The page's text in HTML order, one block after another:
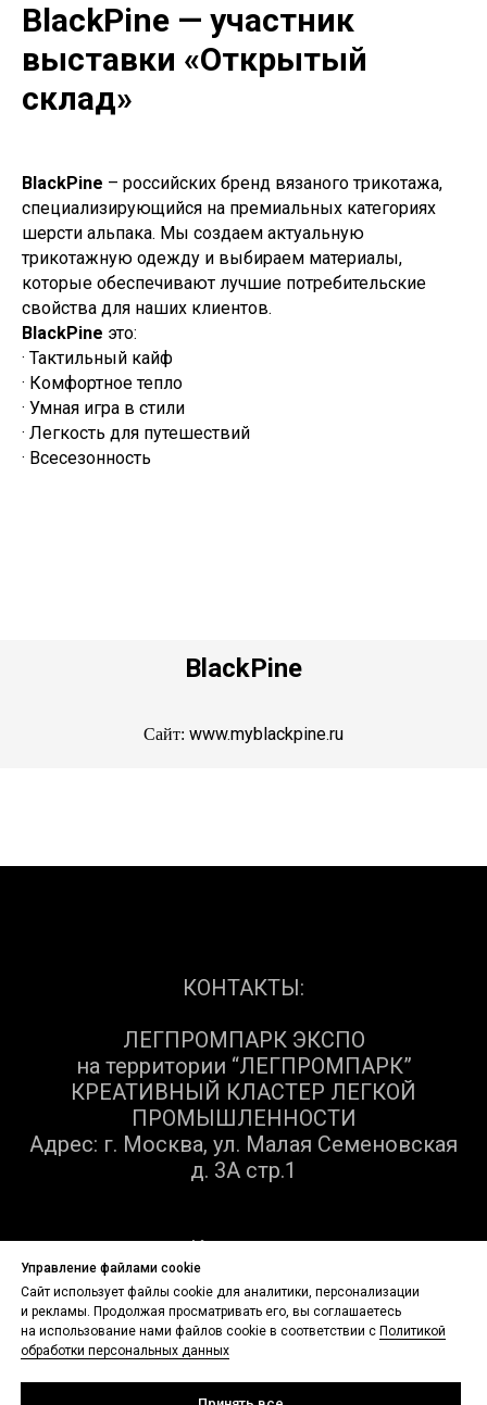
BlackPine — участник
выставки «Открытый
склад»
BlackPine – российских бренд вязаного трикотажа,
специализирующийся на премиальных категориях
шерсти альпака. Мы создаем актуальную
трикотажную одежду и выбираем материалы,
которые обеспечивают лучшие потребительские
свойства для наших клиентов.
BlackPine это:
· Тактильный кайф
· Комфортное тепло
· Умная игра в стили
· Легкость для путешествий
· Всесезонность
BlackPine
Сайт: www.myblackpine.ru
КОНТАКТЫ:
ЛЕГПРОМПАРК ЭКСПО
на территории “ЛЕГПРОМПАРК”
КРЕАТИВНЫЙ КЛАСТЕР ЛЕГКОЙ
ПРОМЫШЛЕННОСТИ
Адрес: г. Москва, ул. Малая Семеновская
д. 3А стр.1
Контакты:
+7 (903) 729-05-65
Email: a.chupina@legprompark.ru
Управление файлами cookie
Сайт использует файлы cookie для аналитики, персонализации
и рекламы. Продолжая просматривать его, вы соглашаетесь
на использование нами файлов cookie в соответствии с Политикой
обработки персональных данных